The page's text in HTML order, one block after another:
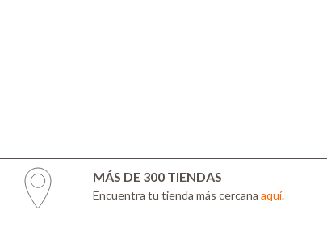
MÁS DE 300 TIENDAS
Encuentra tu tienda más cercana aquí.